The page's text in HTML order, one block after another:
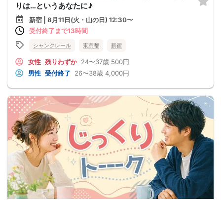
りは…というあなたに♪
新宿 | 8月11日(火・山の日) 12:30〜
受付終了まで13時間
シャンクレール 東京都 新宿
女性 残りわずか 24〜37歳 500円
男性 受付終了 26〜38歳 4,000円